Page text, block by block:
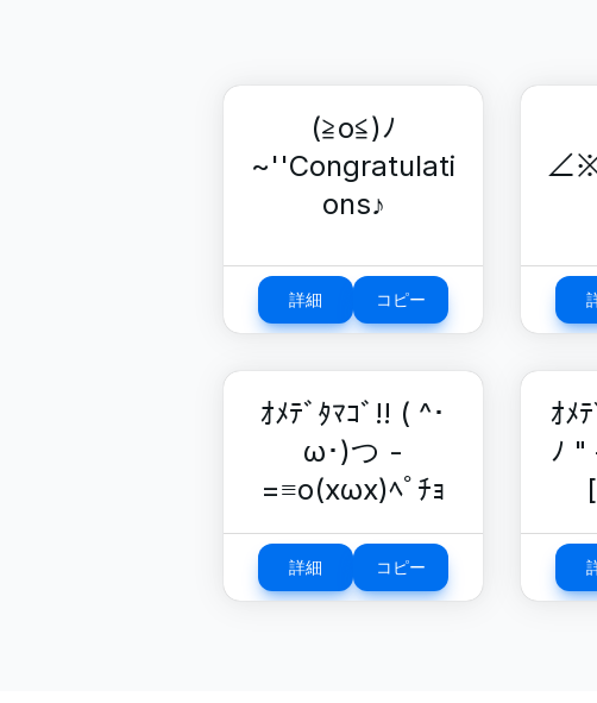
(≧o≦)ﾉ
~''Congratulati
ons♪
詳細 コピー
ｵﾒﾃﾞﾀﾏｺﾞ!! ( ^･
ω･)つ -
=≡ο(xωx)ﾍﾟﾁｮ
詳細 コピー
ｵﾒ
ﾉ